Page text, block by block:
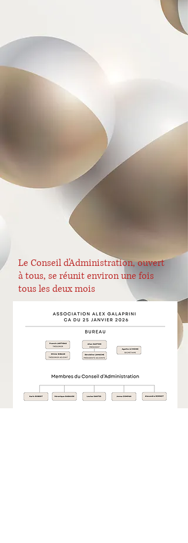
Le Conseil d'Administration, ouvert
à tous, se réunit environ une fois
tous les deux mois